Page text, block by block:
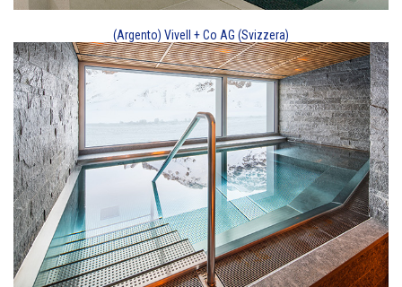
(Argento) Vivell + Co AG (Svizzera)